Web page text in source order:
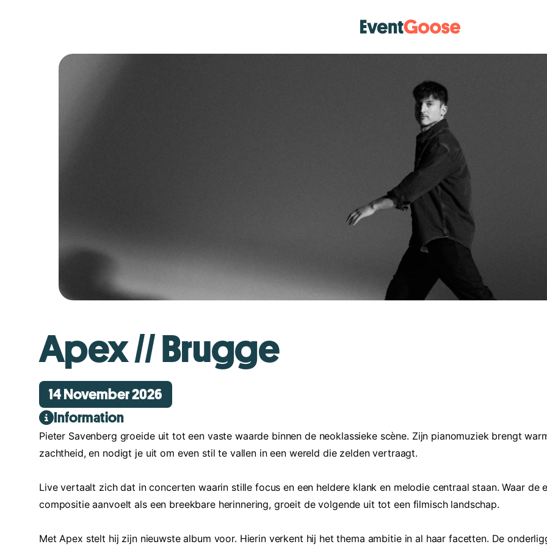
Apex // Brugge
14 November 2026
Information
Pieter Savenberg groeide uit tot een vaste waarde binnen de neoklassieke scène. Zijn pianomuziek brengt
zachtheid, en nodigt je uit om even stil te vallen in een wereld die zelden vertraagt.
Live vertaalt zich dat in concerten waarin stille focus en een heldere klank en melodie centraal staan. Waar de
compositie aanvoelt als een breekbare herinnering, groeit de volgende uit tot een filmisch landschap.
Met Apex stelt hij zijn nieuwste album voor. Hierin verkent hij het thema ambitie in al haar facetten. De